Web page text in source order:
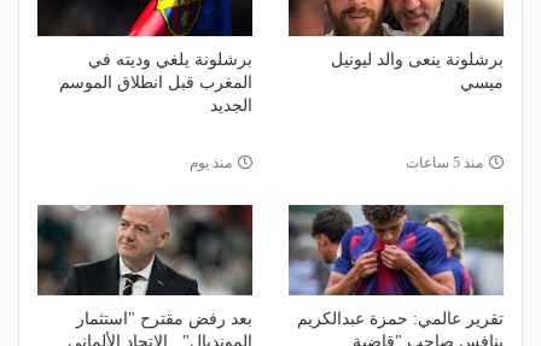
برشلونة ينعى والد ليونيل
ميسي
منذ 5 ساعات
برشلونة يلغي وديته في
المغرب قبل انطلاق الموسم
الجديد
منذ يوم
تقرير عالمي: حمزة عبدالكريم
ينافس صاحب "قاضية
بعد رفض مقترح "استثمار
المونديال".. الاتحاد الألماني